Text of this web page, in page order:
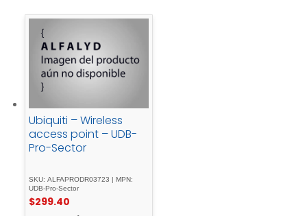
Ubiquiti – Wireless
access point – UDB-
Pro-Sector
SKU: ALFAPRODR03723 | MPN:
UDB-Pro-Sector
$299.40